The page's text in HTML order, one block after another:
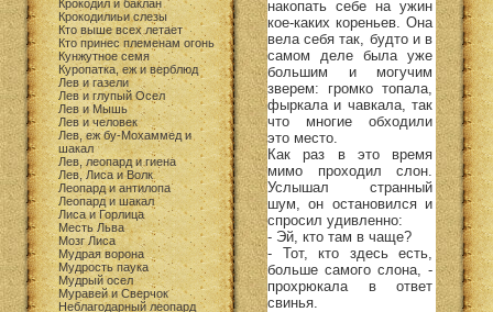
Крокодил и баклан
Крокодилиьи слезы
Кто выше всех летает
Кто принес племенам огонь
Кунжутное семя
Куропатка, еж и верблюд
Лев и газели
Лев и глупый Осел
Лев и Мышь
Лев и человек
Лев, еж бу-Мохаммед и
шакал
Лев, леопард и гиена
Лев, Лиса и Волк
Леопард и антилопа
Леопард и шакал
Лиса и Горлица
Месть Льва
Мозг Лиса
Мудрая ворона
Мудрость паука
Мудрый осел
Муравей и Сверчок
Неблагодарный леопард
накопать себе на ужин
кое-каких кореньев. Она
вела себя так, будто и в
самом деле была уже
большим и могучим
зверем: громко топала,
фыркала и чавкала, так
что многие обходили
это место.
Как раз в это время
мимо проходил слон.
Услышал странный
шум, он остановился и
спросил удивленно:
- Эй, кто там в чаще?
- Тот, кто здесь есть,
больше самого слона, -
прохрюкала в ответ
свинья.